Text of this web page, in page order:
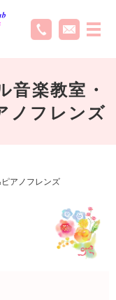
楽教室・
ノフレンズ
アノフレンズ